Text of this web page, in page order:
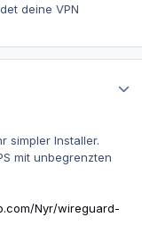
deine VPN
simpler Installer.
mit unbegrenzten
Nyr/wireguard-